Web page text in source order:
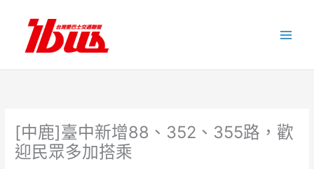
內
[中鹿]臺中新增88、352、355路，歡
迎民眾多加搭乘